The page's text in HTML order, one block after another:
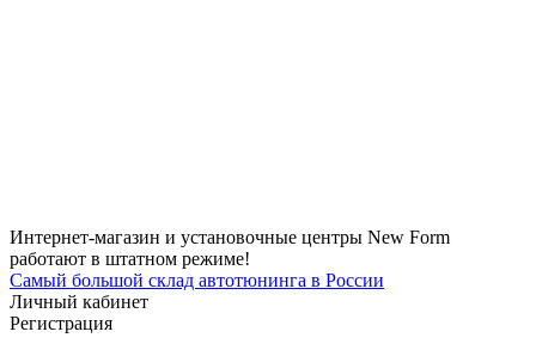
Интернет-магазин и установочные центры New Form
работают в штатном режиме!
Самый большой склад автотюнинга в России
Личный кабинет
Регистрация